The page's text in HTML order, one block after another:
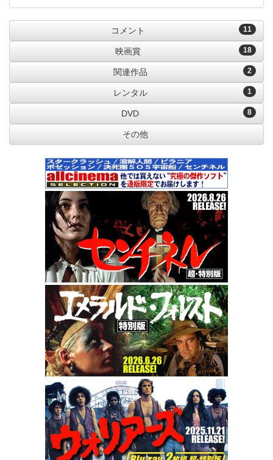
11
コメント
18
映画賞
2
関連作品
1
レンタル
8
DVD
その他